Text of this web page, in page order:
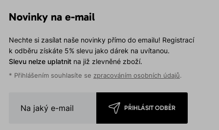
Novinky na e-mail
Nechte si zasílat naše novinky přímo do emailu! Registrací
k odběru získáte 5% slevu jako dárek na uvítanou.
Slevu nelze uplatnitna již zlevněné zboží.
* Přihlášením souhlasíte se zpracováním osobních údajů.
PŘIHLÁSIT ODBĚR